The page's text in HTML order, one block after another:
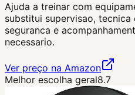
Ajuda a treinar com
substitui supervisao,
seguranca e
necessario.
Ver preço na Amazon
Melhor escolha geral8.7